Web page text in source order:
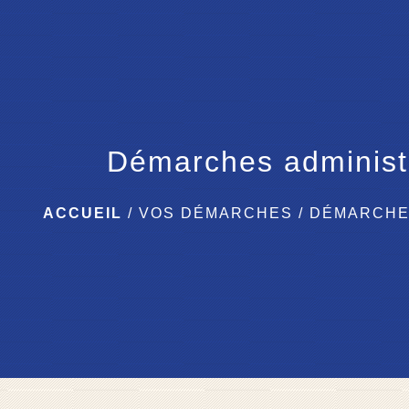
Démarches
ACCUEIL / VOS DÉMARCHES /